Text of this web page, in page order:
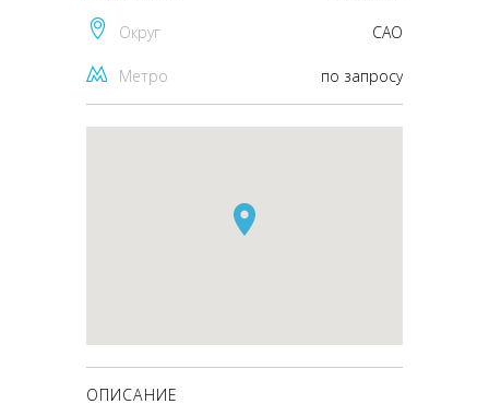
Округ CАО
Метро по запросу
ОПИСАНИЕ